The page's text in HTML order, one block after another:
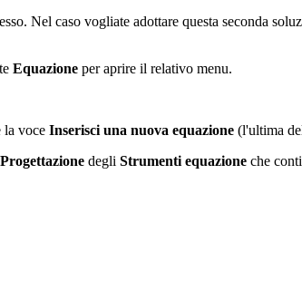
Nel caso vogliate adottare questa seconda
Equazione per aprire il relativo menu.
la voce Inserisci una nuova equazione (l'ultima
Progettazione degli Strumenti equazione che